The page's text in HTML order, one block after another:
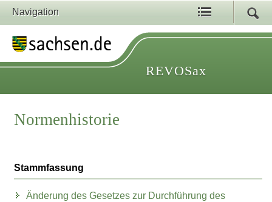
Navigation
REVOSax
Normenhistorie
Stammfassung
Änderung des Gesetzes zur Durchführung des